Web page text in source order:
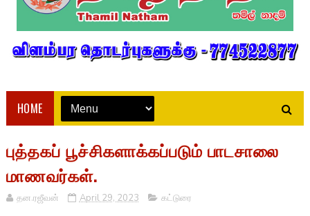
HOME
புத்தகப் பூச்சிகளாக்கப்படும் பாடசாலை
மாணவர்கள்.
தன.ரஜீவன் April 29, 2023 கட்டுரை